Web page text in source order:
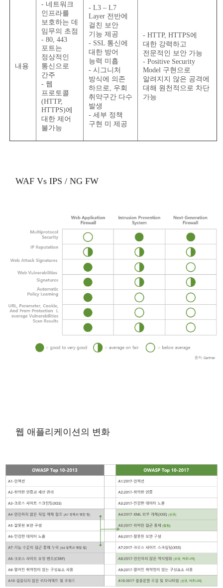
내용
- 네트워크
인프라를
보호하는 데
임무의 초점
- 80, 443
포트는
정상적인
통신으로
간주
- 웹
프로토콜
(HTTP,
HTTPS)에
대한 제어
불가능
- L3 – L7
Layer 전반에
걸친 보안
기능 제공
- SSL 통신에
대한 방어
능력 미흡
- 시그니처
방식에 의존
하므로, 우회
취약구간 다수
발생
- 세부 정책
구현 미 제공
- HTTP, HTTPS에
대한 강력하고
전문적인 보안 가능
- Positive Security
Model 구현으로
알려지지 않은 공격에
대해 원천적으로 차단
가능
WAF Vs IPS / NG FW
웹 애플리케이션의 변화